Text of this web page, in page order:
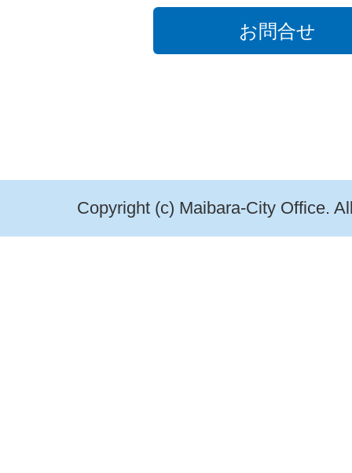
お問合せ
Copyright (c) Maibara-City Office.